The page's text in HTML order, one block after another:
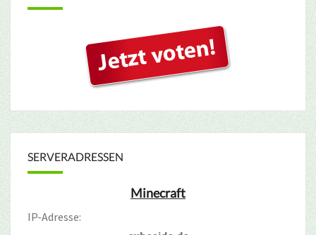
SERVERADRESSEN
Minecraft
IP-Adresse: